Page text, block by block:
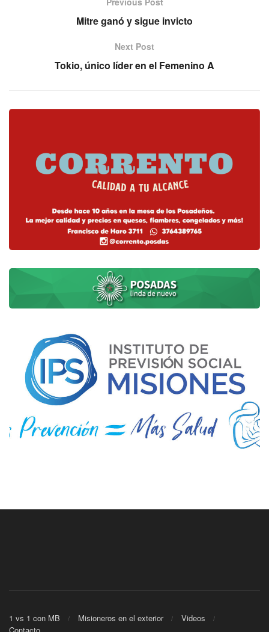
Mitre ganó y sigue invicto
Next Post
Tokio, único líder en el Femenino A
1 vs 1 con MB Misioneros en el exterior
Videos